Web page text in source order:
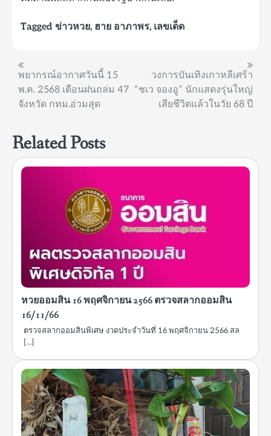
Tagged ข่าวหวย, ฮาย อาภาพร, เลขเด็ด
แนะแนว
เรื่อง
พยากรณ์อากาศวันนี้ 15
พ.ค. 2568 เตือนฝนถล่ม 47
จังหวัด กทม.อ่วมสุด
วงการบันเทิงเกาหลีเศร้า
“ชเว จองอู” นักแสดงรุ่นใหญ่
เสียชีวิตแล้วในวัย 68 ปี
Related Posts
หวยออมสิน 16 พฤศจิกายน 2566 ตรวจสลากออมสิน
16/11/66
ตรวจสลากออมสินพิเศษ งวดประจำวันที่ 16 พฤศจิกายน 2566 สล
[…]